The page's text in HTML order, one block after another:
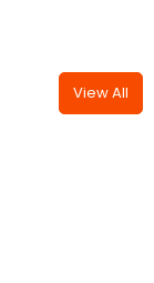
View All